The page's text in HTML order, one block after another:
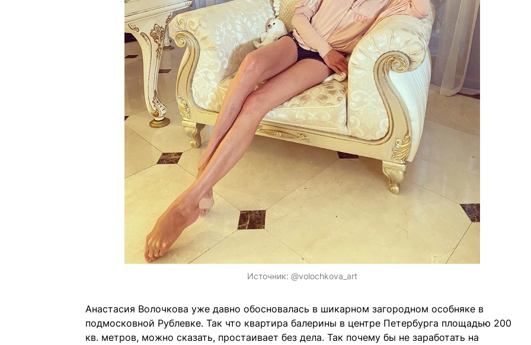
Источник: @volochkova_art
Анастасия Волочкова уже давно обосновалась в шикарном загородном особняке в
подмосковной Рублевке. Так что квартира балерины в центре Петербурга площадью 200
кв. метров, можно сказать, простаивает без дела. Так почему бы не заработать на